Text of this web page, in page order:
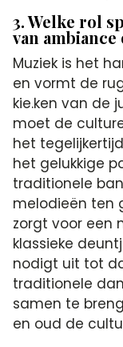
3. Welke rol
van
Muziek is het
en vormt de
kie.ken van de
moet de
het
het gelukkige
traditionele
melodieën ten
zorgt voor een
klassieke
nodigt uit tot
traditionele
samen te
en oud de